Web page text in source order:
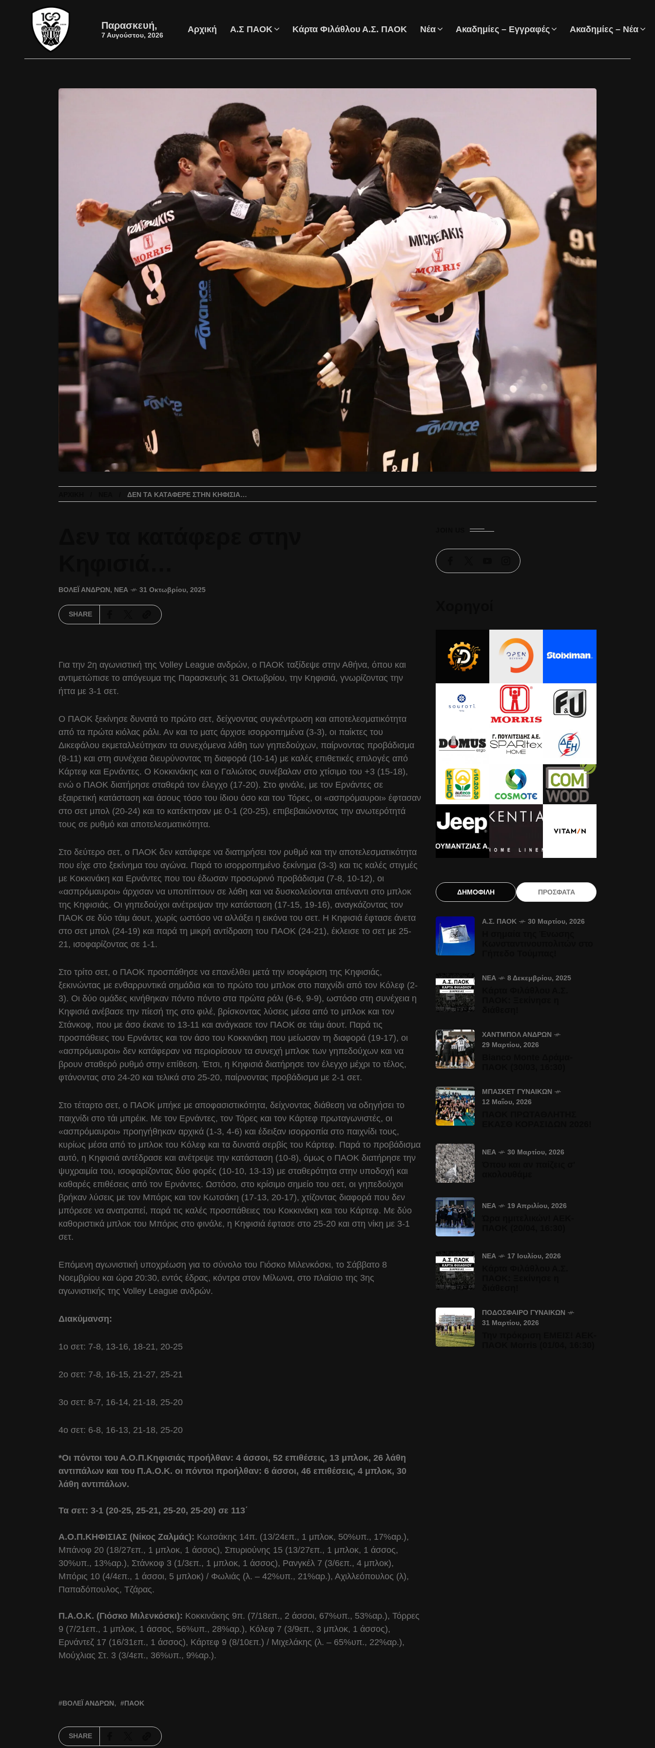
Παρασκευή,
7 Αυγούστου, 2026
Αρχική Α.Σ ΠΑΟΚ Κάρτα Φιλάθλου Α.Σ. ΠΑΟΚ Νέα Ακαδημίες – Εγγραφές Ακαδημίες – Νέα
ΔΕΝ ΤΑ ΚΑΤΆΦΕΡΕ ΣΤΗΝ ΚΗΦΙΣΙΆ…
ΒΌΛΕΪ ΑΝΔΡΏΝ, ΝΈΑ 31 Οκτωβρίου, 2025
SHARE
Για την 2η αγωνιστική της Volley League ανδρών, ο ΠΑΟΚ ταξίδεψε στην Αθήνα, όπου και
αντιμετώπισε το απόγευμα της Παρασκευής 31 Οκτωβρίου, την Κηφισιά, γνωρίζοντας την
ήττα με 3-1 σετ.
Ο ΠΑΟΚ ξεκίνησε δυνατά το πρώτο σετ, δείχνοντας συγκέντρωση και αποτελεσματικότητα
από τα πρώτα κιόλας ράλι. Αν και το ματς άρχισε ισορροπημένα (3-3), οι παίκτες του
Δικεφάλου εκμεταλλεύτηκαν τα συνεχόμενα λάθη των γηπεδούχων, παίρνοντας προβάδισμα
(8-11) και στη συνέχεια διευρύνοντας τη διαφορά (10-14) με καλές επιθετικές επιλογές από
Κάρτεφ και Ερνάντες. Ο Κοκκινάκης και ο Γαλιώτος συνέβαλαν στο χτίσιμο του +3 (15-18),
ενώ ο ΠΑΟΚ διατήρησε σταθερά τον έλεγχο (17-20). Στο φινάλε, με τον Ερνάντες σε
εξαιρετική κατάσταση και άσους τόσο του ίδιου όσο και του Τόρες, οι «ασπρόμαυροι» έφτασαν
στο σετ μπολ (20-24) και το κατέκτησαν με 0-1 (20-25), επιβεβαιώνοντας την ανωτερότητά
τους σε ρυθμό και αποτελεσματικότητα.
Στο δεύτερο σετ, ο ΠΑΟΚ δεν κατάφερε να διατηρήσει τον ρυθμό και την αποτελεσματικότητα
που είχε στο ξεκίνημα του αγώνα. Παρά το ισορροπημένο ξεκίνημα (3-3) και τις καλές στιγμές
με Κοκκινάκη και Ερνάντες που του έδωσαν προσωρινό προβάδισμα (7-8, 10-12), οι
«ασπρόμαυροι» άρχισαν να υποπίπτουν σε λάθη και να δυσκολεύονται απέναντι στο μπλοκ
της Κηφισιάς. Οι γηπεδούχοι ανέτρεψαν την κατάσταση (17-15, 19-16), αναγκάζοντας τον
ΠΑΟΚ σε δύο τάιμ άουτ, χωρίς ωστόσο να αλλάξει η εικόνα του σετ. Η Κηφισιά έφτασε άνετα
στο σετ μπολ (24-19) και παρά τη μικρή αντίδραση του ΠΑΟΚ (24-21), έκλεισε το σετ με 25-
21, ισοφαρίζοντας σε 1-1.
Στο τρίτο σετ, ο ΠΑΟΚ προσπάθησε να επανέλθει μετά την ισοφάριση της Κηφισιάς,
ξεκινώντας με ενθαρρυντικά σημάδια και το πρώτο του μπλοκ στο παιχνίδι από τον Κόλεφ (2-
3). Οι δύο ομάδες κινήθηκαν πόντο πόντο στα πρώτα ράλι (6-6, 9-9), ωστόσο στη συνέχεια η
Κηφισιά ανέβασε την πίεσή της στο φιλέ, βρίσκοντας λύσεις μέσα από το μπλοκ και τον
Στάνκοφ, που με άσο έκανε το 13-11 και ανάγκασε τον ΠΑΟΚ σε τάιμ άουτ. Παρά τις
προσπάθειες του Ερνάντες και τον άσο του Κοκκινάκη που μείωσαν τη διαφορά (19-17), οι
«ασπρόμαυροι» δεν κατάφεραν να περιορίσουν τα συνεχή μπλοκ των γηπεδούχων και να
βρουν σταθερό ρυθμό στην επίθεση. Έτσι, η Κηφισιά διατήρησε τον έλεγχο μέχρι το τέλος,
φτάνοντας στο 24-20 και τελικά στο 25-20, παίρνοντας προβάδισμα με 2-1 σετ.
Στο τέταρτο σετ, ο ΠΑΟΚ μπήκε με αποφασιστικότητα, δείχνοντας διάθεση να οδηγήσει το
παιχνίδι στο τάι μπρέικ. Με τον Ερνάντες, τον Τόρες και τον Κάρτεφ πρωταγωνιστές, οι
«ασπρόμαυροι» προηγήθηκαν αρχικά (1-3, 4-6) και έδειξαν ισορροπία στο παιχνίδι τους,
κυρίως μέσα από το μπλοκ του Κόλεφ και τα δυνατά σερβίς του Κάρτεφ. Παρά το προβάδισμα
αυτό, η Κηφισιά αντέδρασε και ανέτρεψε την κατάσταση (10-8), όμως ο ΠΑΟΚ διατήρησε την
ψυχραιμία του, ισοφαρίζοντας δύο φορές (10-10, 13-13) με σταθερότητα στην υποδοχή και
καθαρές επιθέσεις από τον Ερνάντες. Ωστόσο, στο κρίσιμο σημείο του σετ, οι γηπεδούχοι
βρήκαν λύσεις με τον Μπόρις και τον Κωτσάκη (17-13, 20-17), χτίζοντας διαφορά που δεν
μπόρεσε να ανατραπεί, παρά τις καλές προσπάθειες του Κοκκινάκη και του Κάρτεφ. Με δύο
καθοριστικά μπλοκ του Μπόρις στο φινάλε, η Κηφισιά έφτασε στο 25-20 και στη νίκη με 3-1
σετ.
Επόμενη αγωνιστική υποχρέωση για το σύνολο του Γιόσκο Μιλενκόσκι, το Σάββατο 8
Νοεμβρίου και ώρα 20:30, εντός έδρας, κόντρα στον Μίλωνα, στο πλαίσιο της 3ης
αγωνιστικής της Volley League ανδρών.
Διακύμανση:
1ο σετ: 7-8, 13-16, 18-21, 20-25
2ο σετ: 7-8, 16-15, 21-27, 25-21
3ο σετ: 8-7, 16-14, 21-18, 25-20
4ο σετ: 6-8, 16-13, 21-18, 25-20
*Οι πόντοι του Α.Ο.Π.Κηφισιάς προήλθαν: 4 άσσοι, 52 επιθέσεις, 13 μπλοκ, 26 λάθη
αντιπάλων και του Π.Α.Ο.Κ. οι πόντοι προήλθαν: 6 άσσοι, 46 επιθέσεις, 4 μπλοκ, 30
λάθη αντιπάλων.
Τα σετ: 3-1 (20-25, 25-21, 25-20, 25-20) σε 113΄
Α.Ο.Π.ΚΗΦΙΣΙΑΣ (Νίκος Ζαλμάς): Κωτσάκης 14π. (13/24επ., 1 μπλοκ, 50%υπ., 17%αρ.),
Μπάνοφ 20 (18/27επ., 1 μπλοκ, 1 άσσος), Σπυριούνης 15 (13/27επ., 1 μπλοκ, 1 άσσος,
30%υπ., 13%αρ.), Στάνκοφ 3 (1/3επ., 1 μπλοκ, 1 άσσος), Ρανγκέλ 7 (3/6επ., 4 μπλοκ),
Μπόρις 10 (4/4επ., 1 άσσοι, 5 μπλοκ) / Φωλιάς (λ. – 42%υπ., 21%αρ.), Αχιλλεόπουλος (λ),
Παπαδόπουλος, Τζάρας.
Π.Α.Ο.Κ. (Γιόσκο Μιλενκόσκι): Κοκκινάκης 9π. (7/18επ., 2 άσσοι, 67%υπ., 53%αρ.), Τόρρες
9 (7/21επ., 1 μπλοκ, 1 άσσος, 56%υπ., 28%αρ.), Κόλεφ 7 (3/9επ., 3 μπλοκ, 1 άσσος),
Ερνάντεζ 17 (16/31επ., 1 άσσος), Κάρτεφ 9 (8/10επ.) / Μιχελάκης (λ. – 65%υπ., 22%αρ.),
Μούχλιας Στ. 3 (3/4επ., 36%υπ., 9%αρ.).
ΒΌΛΕΪ ΑΝΔΡΏΝ ΠΑΟΚ
SHARE
ΔΗΜΟΦΙΛΗ ΠΡΟΣΦΑΤΑ
Α.Σ. ΠΑΟΚ 30 Μαρτίου, 2026
ΝΈΑ 8 Δεκεμβρίου, 2025
ΧΆΝΤΜΠΟΛ ΑΝΔΡΏΝ
29 Μαρτίου, 2026
ΜΠΆΣΚΕΤ ΓΥΝΑΙΚΏΝ
12 Μαΐου, 2026
ΝΈΑ 30 Μαρτίου, 2026
ΝΈΑ 19 Απριλίου, 2026
ΝΈΑ 17 Ιουλίου, 2026
ΠΟΔΌΣΦΑΙΡΟ ΓΥΝΑΙΚΏΝ
31 Μαρτίου, 2026